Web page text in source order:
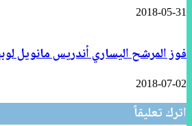
2018-05-31
فوز المرشح اليساري أندريس مانويل
2018-07-02
اترك تعليقاً